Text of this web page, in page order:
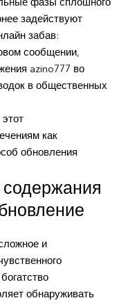
фазы сплошного
задействуют
забав:
сообщении,
azino777 во
в общественных
этот
как
обновления
содержания
и
обнаруживать